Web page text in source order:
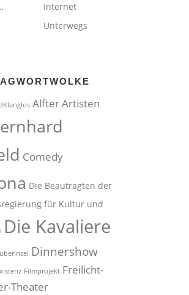
Internet
Unterwegs
AlfterArtisten
Comedy
Die Beautragten der
für Kultur und
Die Kavaliere
Dinnershow
Filmprojekt Freilicht-
Theater